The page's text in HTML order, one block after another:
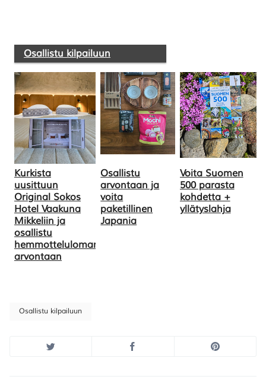
Osallistu kilpailuun
Kurkista
uusittuun
Original Sokos
Hotel Vaakuna
Mikkeliin ja
osallistu
hemmotteluloman
arvontaan
Osallistu
arvontaan ja
voita
paketillinen
Japania
Voita Suomen
500 parasta
kohdetta +
yllätyslahja
Osallistu kilpailuun